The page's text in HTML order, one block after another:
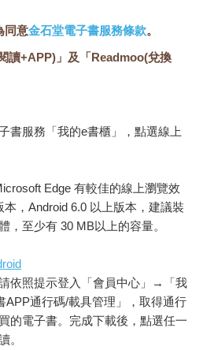
同意金石堂電子書服務條款。
讀+APP)」及「Readmoo(兌換
書服務「我的e書櫃」，點選線上
Edge 有較佳的線上瀏覽效
，Android 6.0 以上版本，建議裝
，至少有 30 MB以上的容量。
依照提示登入「會員中心」→「我
通行碼/載具管理」，取得通行
的電子書。完成下載後，點選任一
。